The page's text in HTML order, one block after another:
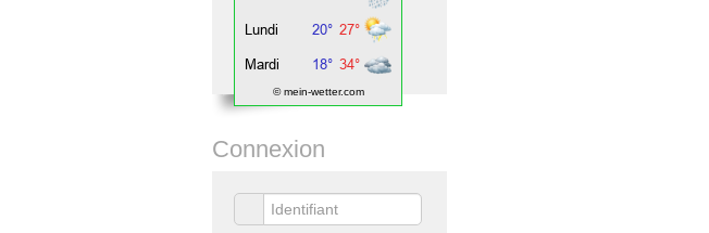
© mein-wetter.com
Connexion